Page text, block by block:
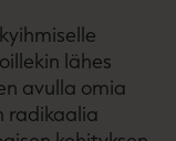
lähes
avulla omia
radikaalia